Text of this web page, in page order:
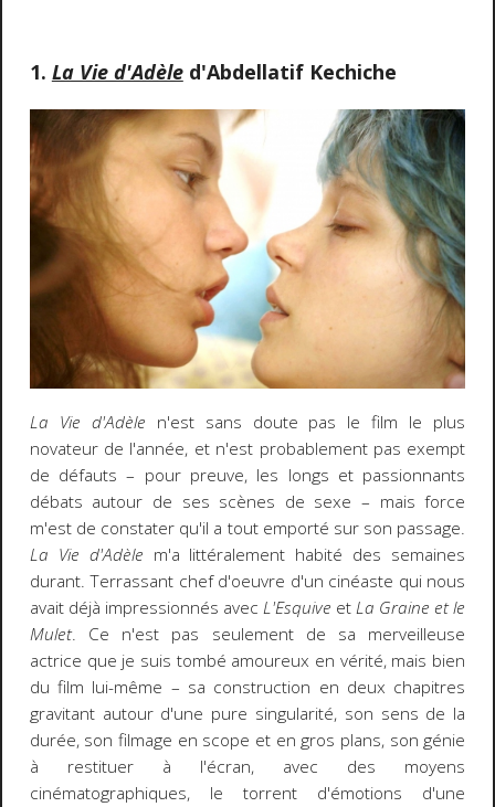
1. La Vie d'Adèled'Abdellatif Kechiche
La Vie d'Adèle n'est sans doute pas le film le plus
novateur de l'année, et n'est probablement pas exempt
de défauts – pour preuve, les longs et passionnants
débats autour de ses scènes de sexe – mais force
m'est de constater qu'il a tout emporté sur son passage.
La Vie d'Adèle m'a littéralement habité des semaines
durant. Terrassant chef d'oeuvre d'un cinéaste qui nous
avait déjà impressionnés avec L'Esquive etLa Graine et le
Mulet. Ce n'est pas seulement de sa merveilleuse
actrice que je suis tombé amoureux en vérité, mais bien
du film lui-même – sa construction en deux chapitres
gravitant autour d'une pure singularité, son sens de la
durée, son filmage en scope et en gros plans, son génie
à restituer à l'écran, avec des moyens
cinématographiques, le torrent d'émotions d'une